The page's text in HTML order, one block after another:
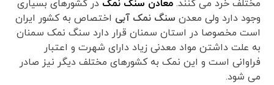
مختلف خرد می کنند.معادن سنگ نمک در کشورهای بسیاری
وجود دارد ولی معدن سنگ نمک آبی اختصاص به کشور ایران
است مخصوصا در استان سمنان قرار دارد سنگ نمک سمنان
به علت داشتن مواد معدنی زیاد دارای شهرت و اعتبار
فراوانی است و این نمک به کشورهای مختلف دیگر نیز صادر
می شود.